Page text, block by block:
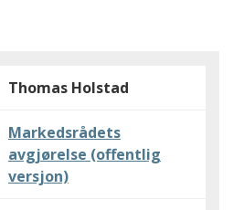
Thomas Holstad
Markedsrådets
avgjørelse (offentlig
versjon)